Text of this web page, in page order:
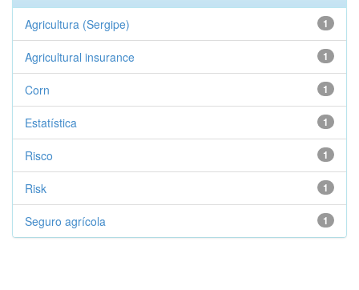
1
Agricultura (Sergipe)
1
Agricultural insurance
1
Corn
1
Estatística
1
Risco
1
Risk
1
Seguro agrícola